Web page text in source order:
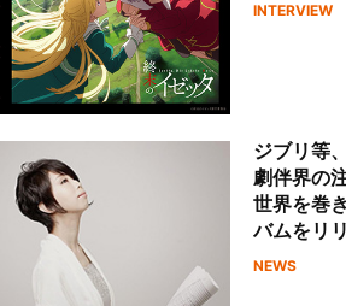
INTERVIEW
ジブリ等
劇伴界の
世界を巻
バムをリ
NEWS